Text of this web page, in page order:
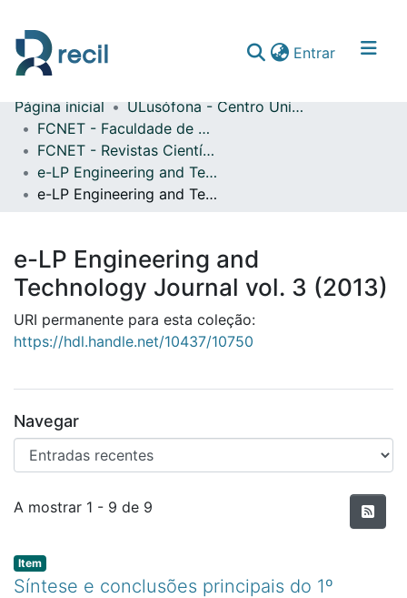
Entrar(current)
Comunidades & Coleções
Percorrer repositório
Estatísticas
Página inicial
ULusófona - Centro Universitário do Porto
FCNET - Faculdade de Ciências Naturais, Engenharias e Tecnologias
FCNET - Revistas Científicas
e-LP Engineering and Technology Journal
e-LP Engineering and Technology Journal vol. 3 (2013)
e-LP Engineering and
Technology Journal vol. 3 (2013)
URI permanente para esta coleção:
https://hdl.handle.net/10437/10750
Navegar
Entradas recentes
A mostrar 1 - 9 de 9
Item type:
Item,
Síntese e conclusões principais do 1º